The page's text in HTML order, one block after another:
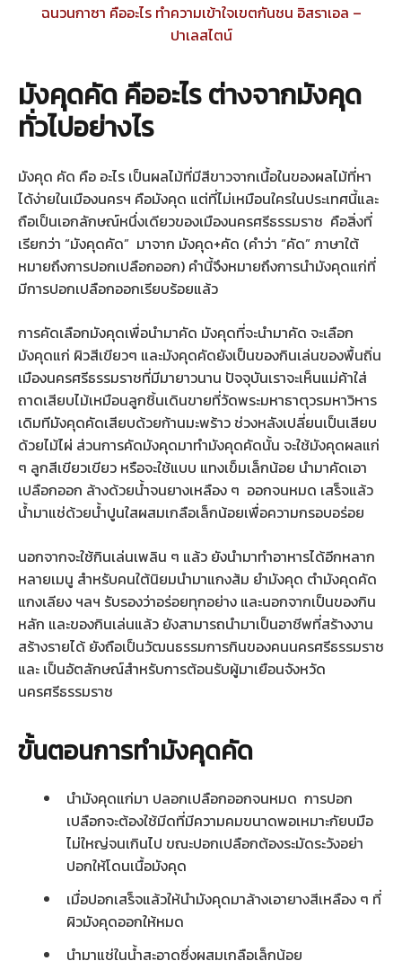
ฉนวนกาซา คืออะไร ทำความเข้าใจเขตกันชน อิสราเอล –
ปาเลสไตน์
มังคุดคัด คืออะไร ต่างจากมังคุด
ทั่วไปอย่างไร
มังคุด คัด คือ อะไร เป็นผลไม้ที่มีสีขาวจากเนื้อในของผลไม้ที่หา
ได้ง่ายในเมืองนครฯ คือมังคุด แต่ที่ไม่เหมือนใครในประเทศนี้และ
ถือเป็นเอกลักษณ์หนึ่งเดียวของเมืองนครศรีธรรมราช คือสิ่งที่
เรียกว่า “มังคุดคัด” มาจาก มังคุด+คัด (คำว่า “คัด” ภาษาใต้
หมายถึงการปอกเปลือกออก) คำนี้จึงหมายถึงการนำมังคุดแก่ที่
มีการปอกเปลือกออกเรียบร้อยแล้ว
การคัดเลือกมังคุดเพื่อนำมาคัด มังคุดที่จะนำมาคัด จะเลือก
มังคุดแก่ ผิวสีเขียวๆ และมังคุดคัดยังเป็นของกินเล่นของพื้นถิ่น
เมืองนครศรีธรรมราชที่มีมายาวนาน ปัจจุบันเราจะเห็นแม่ค้าใส่
ถาดเสียบไม้เหมือนลูกชิ้นเดินขายที่วัดพระมหาธาตุวรมหาวิหาร
เดิมทีมังคุดคัดเสียบด้วยก้านมะพร้าว ช่วงหลังเปลี่ยนเป็นเสียบ
ด้วยไม้ไผ่ ส่วนการคัดมังคุดมาทำมังคุดคัดนั้น จะใช้มังคุดผลแก่
ๆ ลูกสีเขียวเขียว หรือจะใช้แบบ แทงเข็มเล็กน้อย นำมาคัดเอา
เปลือกออก ล้างด้วยน้ำจนยางเหลือง ๆ ออกจนหมด เสร็จแล้ว
น้ำมาแช่ด้วยน้ำปูนใสผสมเกลือเล็กน้อยเพื่อความกรอบอร่อย
นอกจากจะใช้กินเล่นเพลิน ๆ แล้ว ยังนำมาทำอาหารได้อีกหลาก
หลายเมนู สำหรับคนใต้นิยมนำมาแกงส้ม ยำมังคุด ตำมังคุดคัด
แกงเลียง ฯลฯ รับรองว่าอร่อยทุกอย่าง และนอกจากเป็นของกิน
หลัก และของกินเล่นแล้ว ยังสามารถนำมาเป็นอาชีพที่สร้างงาน
สร้างรายได้ ยังถือเป็นวัฒนธรรมการกินของคนนครศรีธรรมราช
และ เป็นอัตลักษณ์สำหรับการต้อนรับผู้มาเยือนจังหวัด
นครศรีธรรมราช
ขั้นตอนการทำมังคุดคัด
นำมังคุดแก่มา ปลอกเปลือกออกจนหมด การปอก
เปลือกจะต้องใช้มีดที่มีความคมขนาดพอเหมาะกัยบมือ
ไม่ใหญ่จนเกินไป ขณะปอกเปลือกต้องระมัดระวังอย่า
ปอกให้โดนเนื้อมังคุด
เมื่อปอกเสร็จแล้วให้นำมังคุดมาล้างเอายางสีเหลือง ๆ ที่
ผิวมังคุดออกให้หมด
นำมาแช่ในน้ำสะอาดซึ่งผสมเกลือเล็กน้อย